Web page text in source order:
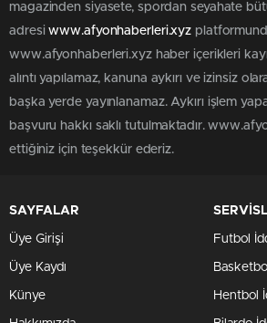
magazinden siyasete, spordan seyahate
adresiwww.afyonhaberleri.xyz
www.afyonhaberleri.xyz haber içerikleri
alıntı yapılamaz, kanuna aykırı ve izinsiz
başka yerde yayınlanamaz. Aykırı işlem
başvuru hakkı saklı tutulmaktadır.
ettiğiniz için teşekkür ederiz.
SAYFALAR
Üye Girişi
Üye Kaydı
Künye
Futbol
Hentbol